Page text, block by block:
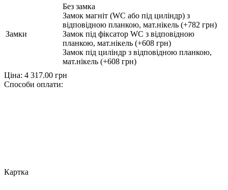
Замки
Без замка
Замок магніт (WC або під циліндр) з
відповідною планкою, мат.нікель (+782 грн)
Замок під фіксатор WC з відповідною
планкою, мат.нікель (+608 грн)
Замок під циліндр з відповідною планкою,
мат.нікель (+608 грн)
Ціна: 4 317.00 грн
Способи оплати:
Картка